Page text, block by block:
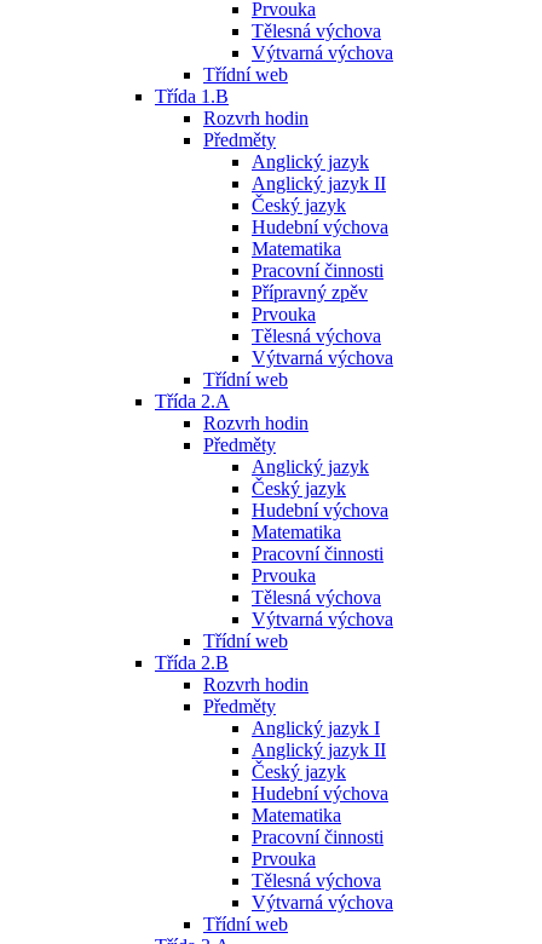
Prvouka
Tělesná výchova
Výtvarná výchova
Třídní web
Třída 1.B
Rozvrh hodin
Předměty
Anglický jazyk
Anglický jazyk II
Český jazyk
Hudební výchova
Matematika
Pracovní činnosti
Přípravný zpěv
Prvouka
Tělesná výchova
Výtvarná výchova
Třídní web
Třída 2.A
Rozvrh hodin
Předměty
Anglický jazyk
Český jazyk
Hudební výchova
Matematika
Pracovní činnosti
Prvouka
Tělesná výchova
Výtvarná výchova
Třídní web
Třída 2.B
Rozvrh hodin
Předměty
Anglický jazyk I
Anglický jazyk II
Český jazyk
Hudební výchova
Matematika
Pracovní činnosti
Prvouka
Tělesná výchova
Výtvarná výchova
Třídní web